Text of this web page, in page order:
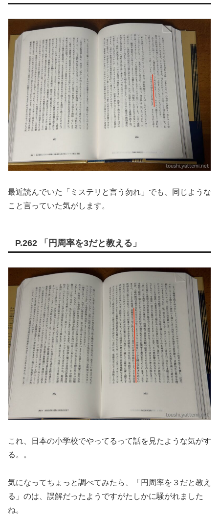
最近読んでいた「ミステリと言う勿れ」でも、同じような
こと言っていた気がします。
P.262 「円周率を3だと教える」
これ、日本の小学校でやってるって話を見たような気がす
る。。
気になってちょっと調べてみたら、「円周率を３だと教え
る」のは、誤解だったようですがたしかに騒がれました
ね。